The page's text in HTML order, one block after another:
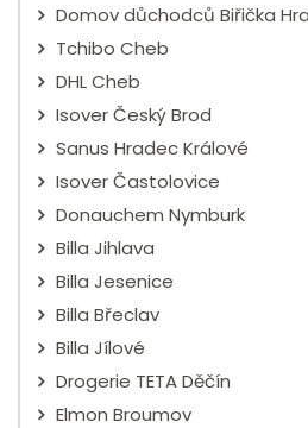
Domov důchodců Biřička
Tchibo Cheb
DHL Cheb
Isover Český Brod
Sanus Hradec Králové
Isover Častolovice
Donauchem Nymburk
Billa Jihlava
Billa Jesenice
Billa Břeclav
Billa Jílové
Drogerie TETA Děčín
Elmon Broumov